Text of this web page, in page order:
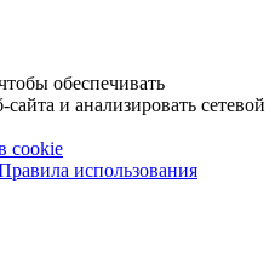
обеспечивать
и анализировать сетевой
cookie
использования